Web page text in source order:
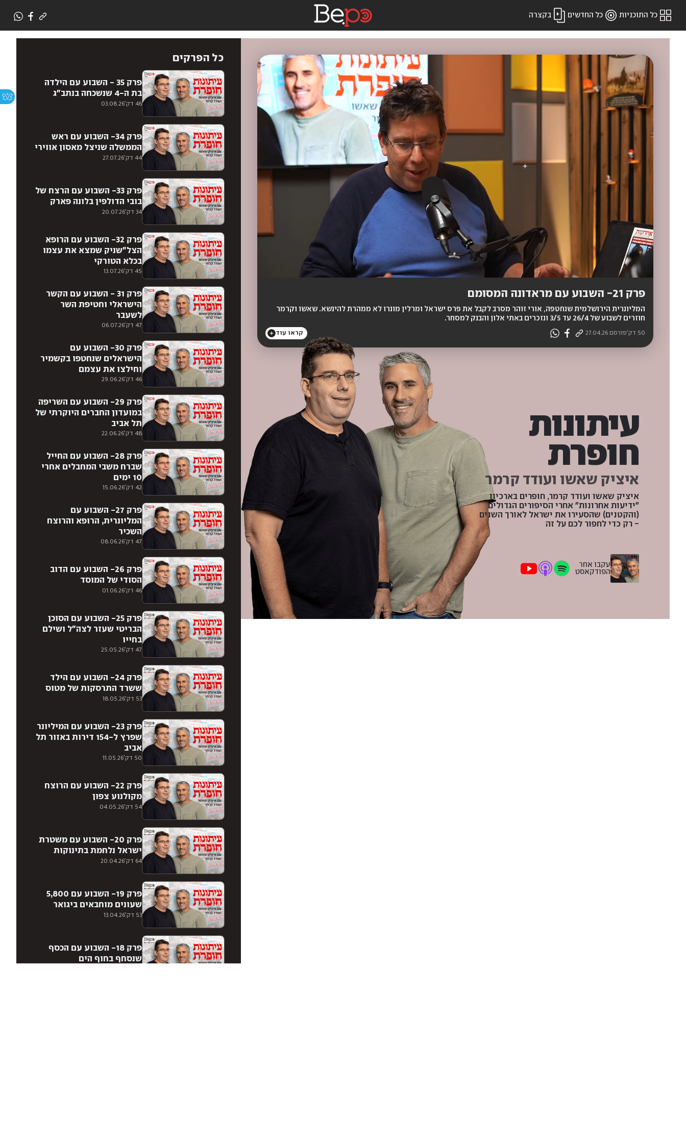
כל התוכניות כל החדשים בקצרה
כל הפרקים
46 דק' 03.08.26
פרק 35 - השבוע עם הילדה
בת ה-4 שנשכחה בנתב״ג
44 דק' 27.07.26
פרק 34- השבוע עם ראש
הממשלה שניצל מאסון אווירי
34 דק' 20.07.26
פרק 33- השבוע עם הרצח של
בובי הדולפין בלונה פארק
45 דק' 13.07.26
פרק 32- השבוע עם הרופא
הצל״שניק שמצא את עצמו
בכלא הטורקי
47 דק' 06.07.26
פרק 31 - השבוע עם הקשר
הישראלי וחטיפת השר
לשעבר
46 דק' 29.06.26
פרק 30- השבוע עם
הישראלים שנחטפו בקשמיר
וחילצו את עצמם
48 דק' 22.06.26
פרק 29- השבוע עם השריפה
במועדון החברים היוקרתי של
תל אביב
42 דק' 15.06.26
פרק 28- השבוע עם החייל
שברח משבי המחבלים אחרי
10 ימים
47 דק' 08.06.26
פרק 27- השבוע עם
המליונרית, הרופא והרוצח
השכיר
46 דק' 01.06.26
פרק 26- השבוע עם הדוב
הסודי של המוסד
47 דק' 25.05.26
פרק 25- השבוע עם הסוכן
הבריטי שעזר לצה״ל ושילם
בחייו
53 דק' 18.05.26
פרק 24- השבוע עם הילד
ששרד התרסקות של מטוס
50 דק' 11.05.26
פרק 23- השבוע עם המיליונר
שפרץ ל-154 דירות באזור תל
אביב
54 דק' 04.05.26
פרק 22- השבוע עם הרוצח
מקולנוע צפון
64 דק' 20.04.26
פרק 20- השבוע עם משטרת
ישראל נלחמת בתינוקות
53 דק' 13.04.26
פרק 19- השבוע עם 5,800
שעונים מוחבאים ביגואר
פרק 18- השבוע עם הכסף
שנסחף בחוף הים
HD
פרק 21- השבוע עם מראדונה המסומם
המליונרית הירושלמית שנחטפה, אורי זוהר מסרב לקבל את פרס ישראל ומרלין מונרו לא ממהרת להינשא. שאשו וקרמר
חוזרים לשבוע של 26/4 עד 3/5 ונזכרים באתי אלון והבנק למסחר.
50 דק' פורסם 27.04.26 קראו עוד
עיתונות
חופרת
איציק שאשו ועודד קרמר
איציק שאשו ועודד קרמר, חופרים בארכיון
"ידיעות אחרונות" אחרי הסיפורים הגדולים
(והקטנים) שהסעירו את ישראל לאורך השנים
- רק כדי לחפור לכם על זה
עקבו אחר
הפודקאסט